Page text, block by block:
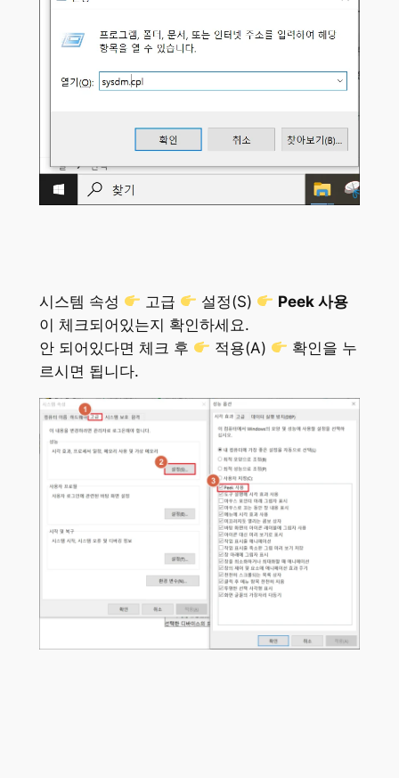
시스템 속성 고급 설정(S)
Peek 사용
이 체크되어있는지 확인하세요.
안 되어있다면 체크 후
적용(A)
확인을 누
르시면 됩니다.